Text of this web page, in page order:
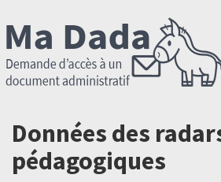
Données des
pédagogiques